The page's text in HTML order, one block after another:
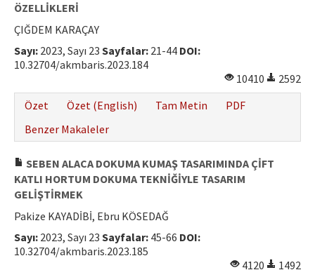
ÖZELLİKLERİ
ÇIĞDEM KARAÇAY
Sayı: 2023, Sayı 23 Sayfalar: 21-44 DOI:
10.32704/akmbaris.2023.184
10410
2592
Özet
Özet (English) Tam Metin
PDF
Benzer Makaleler
SEBEN ALACA DOKUMA KUMAŞ TASARIMINDA ÇİFT
KATLI HORTUM DOKUMA TEKNİĞİYLE TASARIM
GELİŞTİRMEK
Pakize KAYADİBİ, Ebru KÖSEDAĞ
Sayı: 2023, Sayı 23 Sayfalar: 45-66 DOI:
10.32704/akmbaris.2023.185
4120
1492